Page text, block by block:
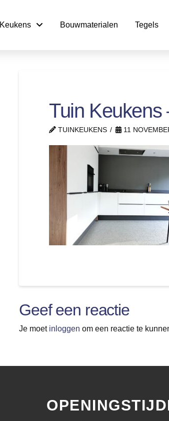
Keukens Bouwmaterialen Tegels
Tuin Keukens
TUINKEUKENS 11
Geef een reactie
Je moet inloggen om een reactie te